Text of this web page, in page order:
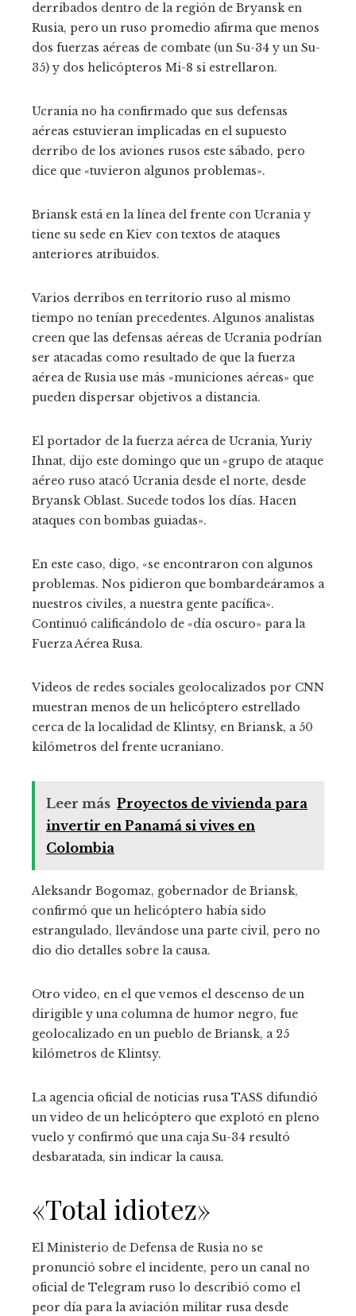
derribados dentro de la región de Bryansk en
Rusia, pero un ruso promedio afirma que menos
dos fuerzas aéreas de combate (un Su-34 y un Su-
35) y dos helicópteros Mi-8 si estrellaron.
Ucrania no ha confirmado que sus defensas
aéreas estuvieran implicadas en el supuesto
derribo de los aviones rusos este sábado, pero
dice que «tuvieron algunos problemas».
Briansk está en la línea del frente con Ucrania y
tiene su sede en Kiev con textos de ataques
anteriores atribuidos.
Varios derribos en territorio ruso al mismo
tiempo no tenían precedentes. Algunos analistas
creen que las defensas aéreas de Ucrania podrían
ser atacadas como resultado de que la fuerza
aérea de Rusia use más «municiones aéreas» que
pueden dispersar objetivos a distancia.
El portador de la fuerza aérea de Ucrania, Yuriy
Ihnat, dijo este domingo que un «grupo de ataque
aéreo ruso atacó Ucrania desde el norte, desde
Bryansk Oblast. Sucede todos los días. Hacen
ataques con bombas guiadas».
En este caso, digo, «se encontraron con algunos
problemas. Nos pidieron que bombardeáramos a
nuestros civiles, a nuestra gente pacífica».
Continuó calificándolo de «día oscuro» para la
Fuerza Aérea Rusa.
Videos de redes sociales geolocalizados por CNN
muestran menos de un helicóptero estrellado
cerca de la localidad de Klintsy, en Briansk, a 50
kilómetros del frente ucraniano.
Leer más Proyectos de vivienda para
invertir en Panamá si vives en
Colombia
Aleksandr Bogomaz, gobernador de Briansk,
confirmó que un helicóptero había sido
estrangulado, llevándose una parte civil, pero no
dio dio detalles sobre la causa.
Otro video, en el que vemos el descenso de un
dirigible y una columna de humor negro, fue
geolocalizado en un pueblo de Briansk, a 25
kilómetros de Klintsy.
La agencia oficial de noticias rusa TASS difundió
un video de un helicóptero que explotó en pleno
vuelo y confirmó que una caja Su-34 resultó
desbaratada, sin indicar la causa.
«Total idiotez»
El Ministerio de Defensa de Rusia no se
pronunció sobre el incidente, pero un canal no
oficial de Telegram ruso lo describió como el
peor día para la aviación militar rusa desde